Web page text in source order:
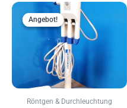
Angebot!
Angebot!
Röntgen & Durchleuchtung
Preis
war:
2.999,00 €